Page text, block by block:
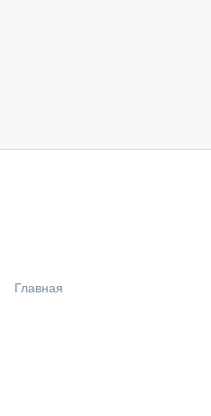
Главная